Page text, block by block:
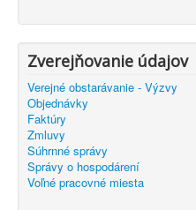
Zverejňovanie údajov
Verejné obstarávanie - Výzvy
Objednávky
Faktúry
Zmluvy
Súhrnné správy
Správy o hospodárení
Voľné pracovné miesta